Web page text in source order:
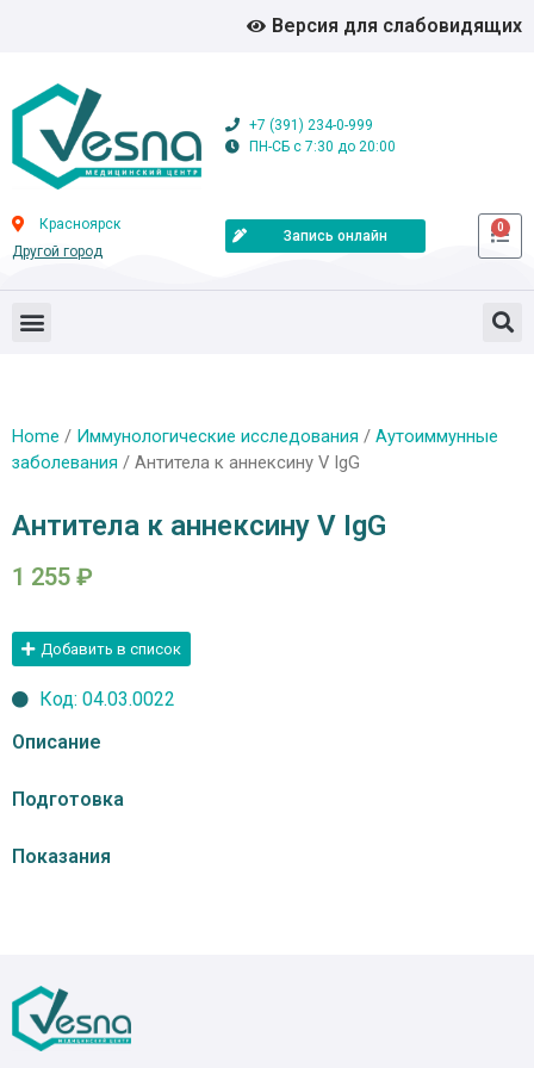
Версия для слабовидящих
+7 (391) 234-0-999
ПН-СБ с 7:30 до 20:00
Красноярск
Другой город
Запись онлайн
0
Home / Иммунологические исследования / Аутоиммунные
заболевания / Антитела к аннексину V IgG
Антитела к аннексину V IgG
1 255 ₽
Добавить в список
Код: 04.03.0022
Описание
Подготовка
Показания